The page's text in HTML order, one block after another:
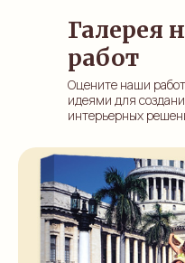
Галерея
работ
Оцените наши
идеями для
интерьерных